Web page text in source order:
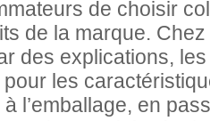
de choisir
de la marque.
des explications,
les
à l’emballage, en